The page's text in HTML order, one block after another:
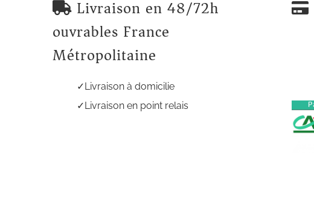
Livraison en 48/72h
ouvrables France
Métropolitaine
Livraison à domicilie
Livraison en point relais